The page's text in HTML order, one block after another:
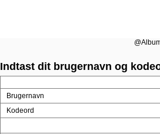
@
Indtast dit brugernavn og
Brugernavn
Kodeord